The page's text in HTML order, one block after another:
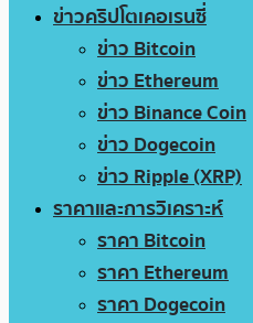
ข่าวคริปโตเคอเรนซี่
ข่าว Bitcoin
ข่าว Ethereum
ข่าว Binance Coin
ข่าว Dogecoin
ข่าว Ripple (XRP)
ราคาและการวิเคราะห์
ราคา Bitcoin
ราคา Ethereum
ราคา Dogecoin